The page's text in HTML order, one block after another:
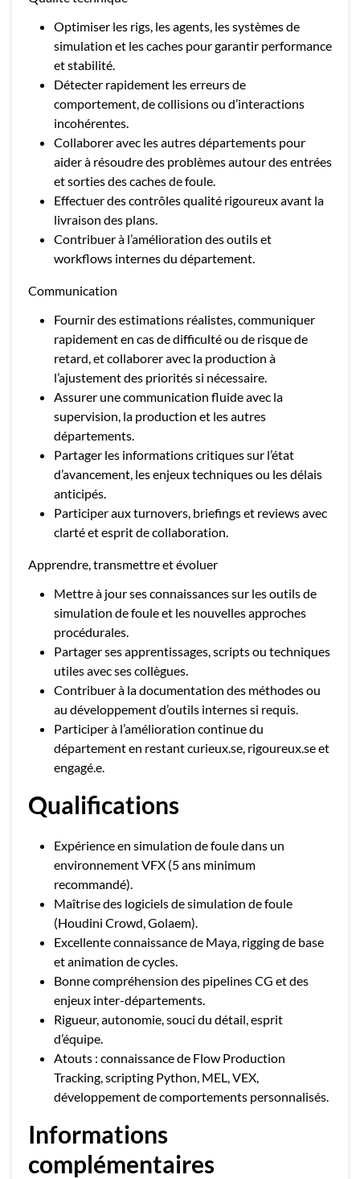
Optimiser les rigs, les agents, les systèmes de
simulation et les caches pour garantir performance
et stabilité.
Détecter rapidement les erreurs de
comportement, de collisions ou d’interactions
incohérentes.
Collaborer avec les autres départements pour
aider à résoudre des problèmes autour des entrées
et sorties des caches de foule.
Effectuer des contrôles qualité rigoureux avant la
livraison des plans.
Contribuer à l’amélioration des outils et
workflows internes du département.
Communication
Fournir des estimations réalistes, communiquer
rapidement en cas de difficulté ou de risque de
retard, et collaborer avec la production à
l’ajustement des priorités si nécessaire.
Assurer une communication fluide avec la
supervision, la production et les autres
départements.
Partager les informations critiques sur l’état
d’avancement, les enjeux techniques ou les délais
anticipés.
Participer aux turnovers, briefings et reviews avec
clarté et esprit de collaboration.
Apprendre, transmettre et évoluer
Mettre à jour ses connaissances sur les outils de
simulation de foule et les nouvelles approches
procédurales.
Partager ses apprentissages, scripts ou techniques
utiles avec ses collègues.
Contribuer à la documentation des méthodes ou
au développement d’outils internes si requis.
Participer à l’amélioration continue du
département en restant curieux.se, rigoureux.se et
engagé.e.
Qualifications
Expérience en simulation de foule dans un
environnement VFX (5 ans minimum
recommandé).
Maîtrise des logiciels de simulation de foule
(Houdini Crowd, Golaem).
Excellente connaissance de Maya, rigging de base
et animation de cycles.
Bonne compréhension des pipelines CG et des
enjeux inter-départements.
Rigueur, autonomie, souci du détail, esprit
d’équipe.
Atouts : connaissance de Flow Production
Tracking, scripting Python, MEL, VEX,
développement de comportements personnalisés.
Informations
complémentaires